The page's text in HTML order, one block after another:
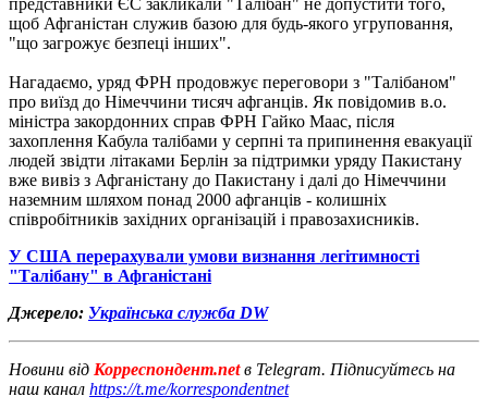
щоб Афганістан служив базою для будь-якого угруповання,
"що загрожує безпеці інших".
Нагадаємо, уряд ФРН продовжує переговори з "Талібаном"
про виїзд до Німеччини тисяч афганців. Як повідомив в.о.
міністра закордонних справ ФРН Гайко Маас, після
захоплення Кабула талібами у серпні та припинення евакуації
людей звідти літаками Берлін за підтримки уряду Пакистану
вже вивіз з Афганістану до Пакистану і далі до Німеччини
наземним шляхом понад 2000 афганців - колишніх
співробітників західних організацій і правозахисників.
У США перерахували умови визнання легітимності
"Талібану" в Афганістані
Джерело: Українська служба DW
Новини від Корреспондент.netв Telegram. Підписуйтесь на
наш канал https://t.me/korrespondentnet